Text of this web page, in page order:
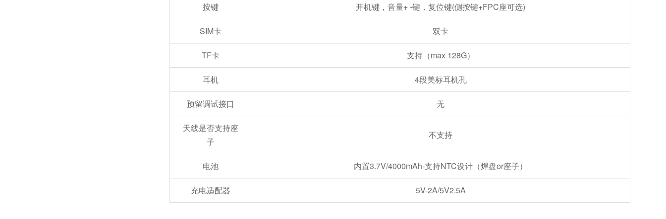
按键 开机键，音量+ -键，复位键(侧按键+FPC座可选)
SIM卡 双卡
TF卡 支持（max 128G）
耳机 4段美标耳机孔
预留调试接口 无
天线是否支持座
子
不支持
电池 内置3.7V/4000mAh-支持NTC设计（焊盘or座子）
充电适配器 5V-2A/5V2.5A